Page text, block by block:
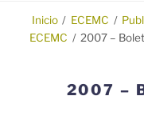
Inicio / ECEMC /
ECEMC / 2007 –
2007 –